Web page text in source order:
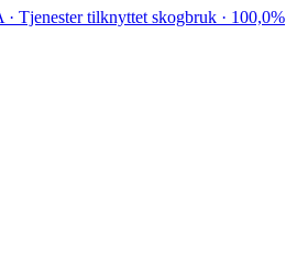
Tjenester tilknyttet skogbruk · 100,0%